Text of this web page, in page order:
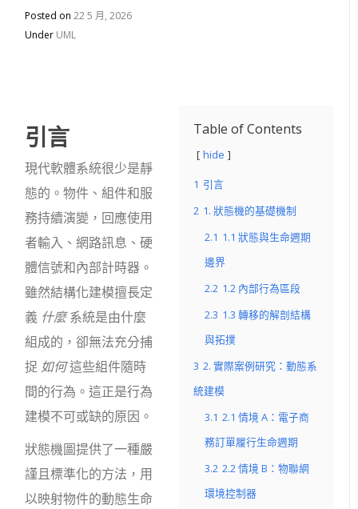
Posted on22 5 月, 2026
Under UML
Table of Contents
hide
1 引言
2 1. 狀態機的基礎機制
2.1 1.1 狀態與生命週期
邊界
2.2 1.2 內部行為區段
2.3 1.3 轉移的解剖結構
與拓撲
3 2. 實際案例研究：動態系
統建模
3.1 2.1 情境 A：電子商
務訂單履行生命週期
3.2 2.2 情境 B：物聯網
環境控制器
引言
現代軟體系統很少是靜
態的。物件、組件和服
務持續演變，回應使用
者輸入、網路訊息、硬
體信號和內部計時器。
雖然結構化建模擅長定
義 什麼系統是由什麼
組成的，卻無法充分捕
捉 如何這些組件隨時
間的行為。這正是行為
建模不可或缺的原因。
狀態機圖提供了一種嚴
謹且標準化的方法，用
以映射物件的動態生命